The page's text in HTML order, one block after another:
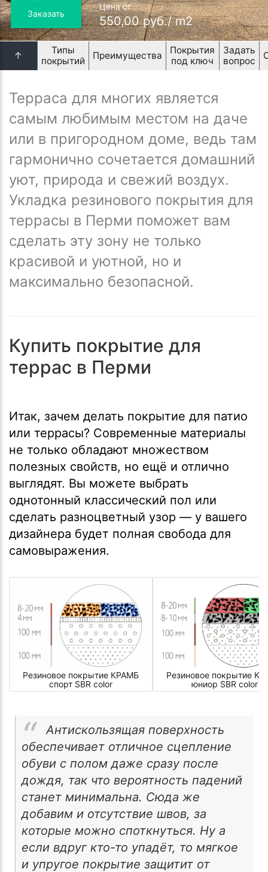
Заказать
Цена от
550,00 руб./ m2
↑
Типы
покрытий
Преимущества
Покрытия
под ключ
Задать
вопрос
Терраса для многих является
самым любимым местом на даче
или в пригородном доме, ведь там
гармонично сочетается домашний
уют, природа и свежий воздух.
Укладка резинового покрытия для
террасы в Перми поможет вам
сделать эту зону не только
красивой и уютной, но и
максимально безопасной.
Купить покрытие для
террас в Перми
Итак, зачем делать покрытие для патио
или террасы? Современные материалы
не только обладают множеством
полезных свойств, но ещё и отлично
выглядят. Вы можете выбрать
однотонный классический пол или
сделать разноцветный узор — у вашего
дизайнера будет полная свобода для
самовыражения.
Резиновое покрытие КРАМБ
спорт SBR color
Резиновое покрытие
юниор SBR color
Антискользящая поверхность
обеспечивает отличное сцепление
обуви с полом даже сразу после
дождя, так что вероятность падений
станет минимальна. Сюда же
добавим и отсутствие швов, за
которые можно споткнуться. Ну а
если вдруг кто-то упадёт, то мягкое
и упругое покрытие защитит от